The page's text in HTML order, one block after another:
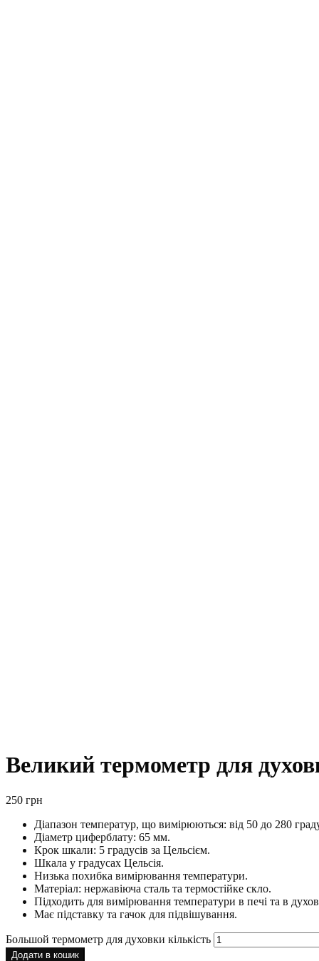
Великий термометр для
250 грн
Діапазон температур, що вимірюються: від 50 до 280
Діаметр циферблату: 65 мм.
Крок шкали: 5 градусів за Цельсієм.
Шкала у градусах Цельсія.
Низька похибка вимірювання температури.
Матеріал: нержавіюча сталь та термостійке скло.
Підходить для вимірювання температури в печі та в
Має підставку та гачок для підвішування.
Большой термометр для духовки кількість
Додати в кошик